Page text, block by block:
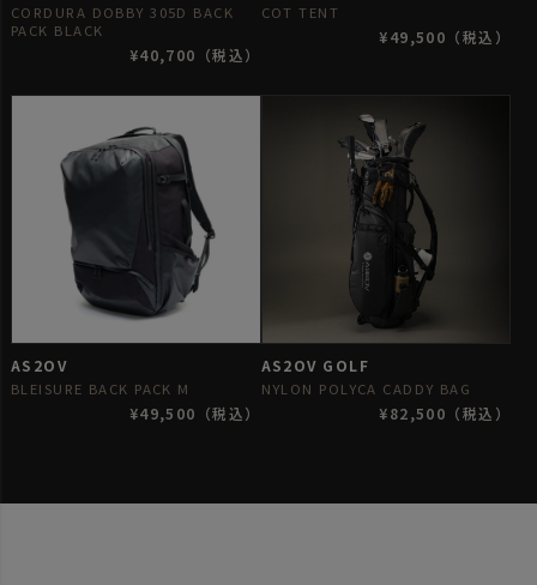
CORDURA DOBBY 305D BACK
PACK BLACK
¥40,700（税込）
COT TENT
¥49,500（税込）
AS2OV
BLEISURE BACK PACK M
¥49,500（税込）
AS2OV GOLF
NYLON POLYCA CADDY BAG
¥82,500（税込）